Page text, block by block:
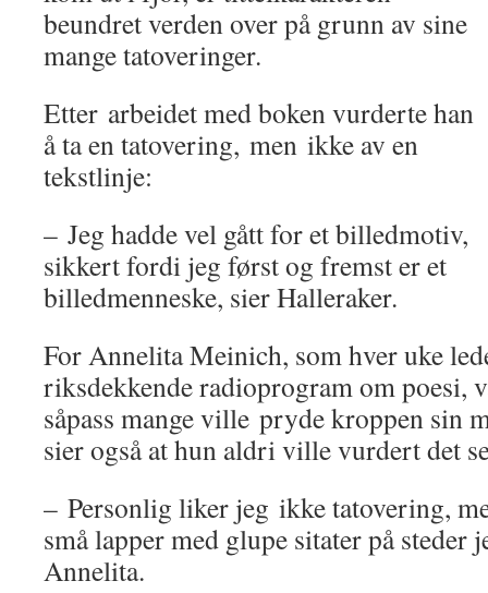
beundret verden over på grunn av sine
mange tatoveringer.
Etter arbeidet med boken vurderte han
å ta en tatovering, men ikke av en
tekstlinje:
– Jeg hadde vel gått for et billedmotiv,
sikkert fordi jeg først og fremst er et
billedmenneske, sier Halleraker.
For Annelita Meinich, som hver uke
riksdekkende radioprogram om poesi,
såpass mange ville pryde kroppen sin
sier også at hun aldri ville vurdert det
– Personlig liker jeg ikke tatovering,
små lapper med glupe sitater på steder
Annelita.